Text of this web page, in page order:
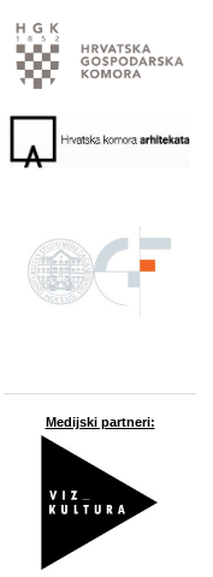
Medijski partneri: